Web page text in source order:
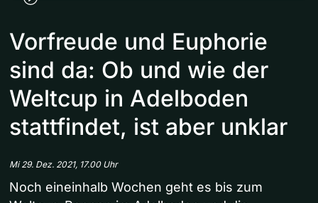
Vorfreude und Euphorie
sind da: Ob und wie der
Weltcup in Adelboden
stattfindet, ist aber unklar
Mi 29. Dez. 2021, 17.00 Uhr
Noch eineinhalb Wochen geht es bis zum